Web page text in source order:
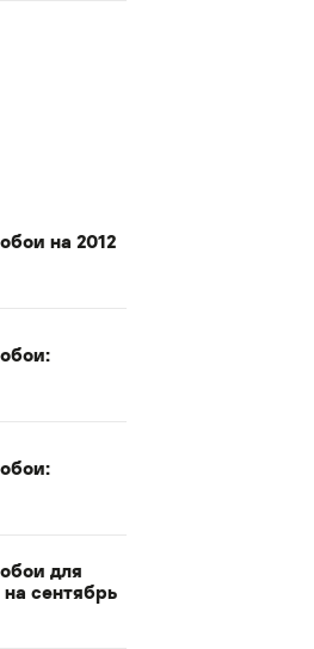
на 2012
для
сентябрь